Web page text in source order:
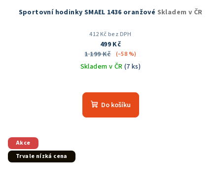
Sportovní hodinky SMAEL 1436 oranžové Skladem v ČR
412 Kč bez DPH
499 Kč
1 199 Kč
(–58 %)
Skladem v ČR (7 ks)
Do košíku
Akce
Trvale nízká cena